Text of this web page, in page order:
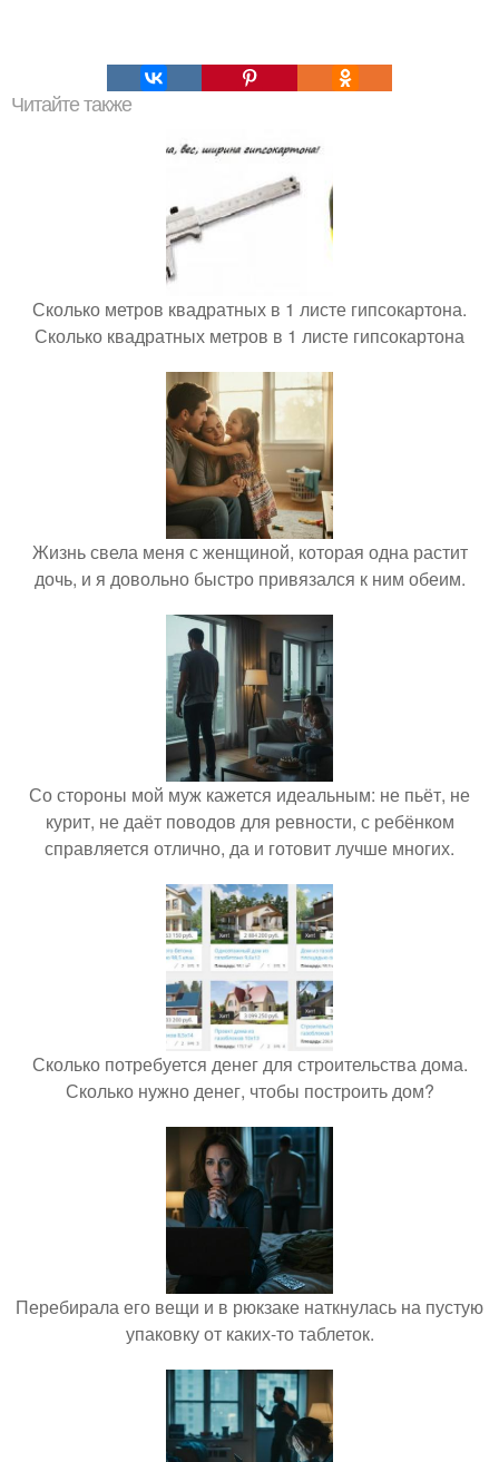
Читайте также
Сколько метров квадратных в 1 листе гипсокартона.
Сколько квадратных метров в 1 листе гипсокартона
Жизнь свела меня с женщиной, которая одна растит
дочь, и я довольно быстро привязался к ним обеим.
Со стороны мой муж кажется идеальным: не пьёт, не
курит, не даёт поводов для ревности, с ребёнком
справляется отлично, да и готовит лучше многих.
Сколько потребуется денег для строительства дома.
Сколько нужно денег, чтобы построить дом?
Перебирала его вещи и в рюкзаке наткнулась на пустую
упаковку от каких-то таблеток.